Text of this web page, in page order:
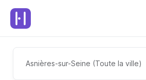
Asnières-sur-Seine (Toute la ville)